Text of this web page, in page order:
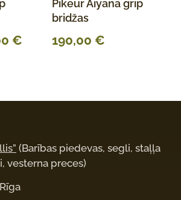
€
Pikeur Aiyana grip
bridžas
190,00 €
(Barības piedevas, segli, staļļa
vesterna preces)